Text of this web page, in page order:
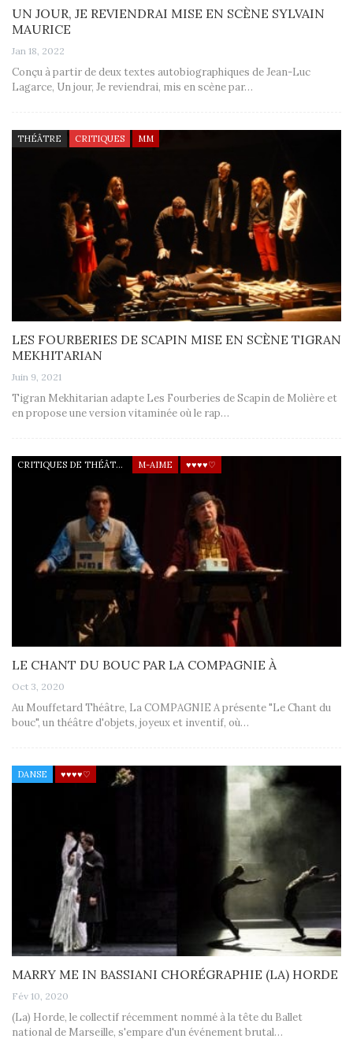
UN JOUR, JE REVIENDRAI MISE EN SCÈNE SYLVAIN
MAURICE
Jan 18, 2022
Conçu à partir de deux textes autobiographiques de Jean-Luc
Lagarce, Un jour, Je reviendrai, mis en scène par…
THÉÂTRE CRITIQUES MM
LES FOURBERIES DE SCAPIN MISE EN SCÈNE TIGRAN
MEKHITARIAN
Juin 9, 2021
Tigran Mekhitarian adapte Les Fourberies de Scapin de Molière et
en propose une version vitaminée où le rap…
CRITIQUES DE THÉÂTRE M-AIME ♥♥♥♥♡
LE CHANT DU BOUC PAR LA COMPAGNIE À
Oct 3, 2020
Au Mouffetard Théâtre, La COMPAGNIE A présente "Le Chant du
bouc", un théâtre d'objets, joyeux et inventif, où…
DANSE ♥♥♥♥♡
MARRY ME IN BASSIANI CHORÉGRAPHIE (LA) HORDE
Fév 10, 2020
(La) Horde, le collectif récemment nommé à la tête du Ballet
national de Marseille, s'empare d'un événement brutal…